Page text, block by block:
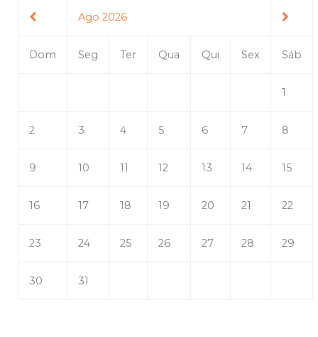
Ago 2026
Dom Seg Ter Qua Qui Sex Sáb
1
2 3 4 5 6 7 8
9 10 11 12 13 14 15
16 17 18 19 20 21 22
23 24 25 26 27 28 29
30 31